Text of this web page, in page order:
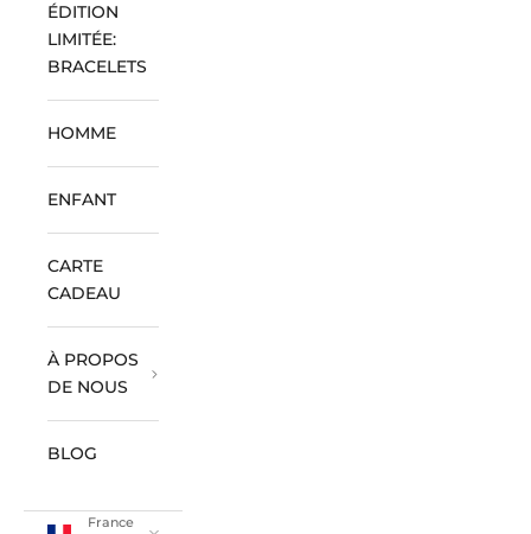
ÉDITION
LIMITÉE:
BRACELETS
HOMME
ENFANT
CARTE
CADEAU
À PROPOS
DE NOUS
BLOG
France